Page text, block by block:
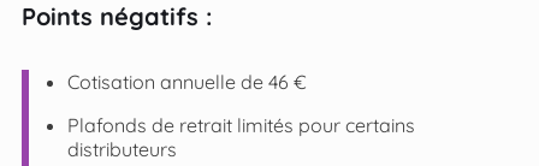
Points négatifs :
Cotisation annuelle de 46 €
Plafonds de retrait limités pour certains
distributeurs